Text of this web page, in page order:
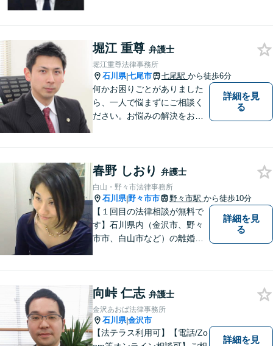
円(税込））
堀江 重尊 弁護士
堀江重尊法律事務所
石川県|七尾市 七尾駅 から徒歩6分
何かお困りごとがありました
ら、一人で悩まずにご相談く
ださい。お悩みの解決をお手
詳細を見
る
春野 しおり 弁護士
白山・野々市法律事務所
石川県|野々市市 野々市駅 から徒歩10分
【１回目の法律相談が無料で
す】石川県内（金沢市、野々
市市、白山市など）の離婚、
のお悩みも、女性の弁護士が
相談にのることができます。
【女性弁護士在籍】
詳細を見
る
向峠 仁志 弁護士
金沢あおば法律事務所
石川県|金沢市
【法テラス利用可】【電話/Zo
詳細を見